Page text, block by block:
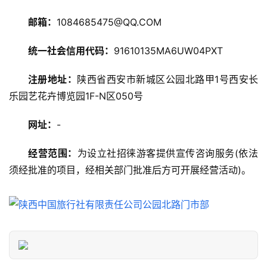
产
点
旅
息
登录 注册
邮箱： 1084685475@QQ.COM
统一社会信用代码： 91610135MA6UW04PXT
注册地址： 陕西省西安市新城区公园北路甲1号西安长
乐园艺花卉博览园1F-N区050号
网址： -
经营范围： 为设立社招徕游客提供宣传咨询服务(依法
须经批准的项目，经相关部门批准后方可开展经营活动)。